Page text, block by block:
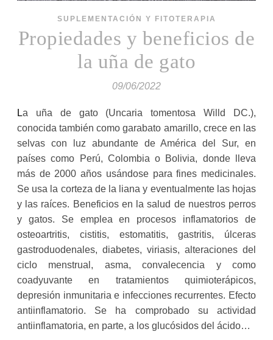
SUPLEMENTACIÓN Y FITOTERAPIA
Propiedades y beneficios de
la uña de gato
09/06/2022
La uña de gato (Uncaria tomentosa Willd DC.),
conocida también como garabato amarillo, crece en las
selvas con luz abundante de América del Sur, en
países como Perú, Colombia o Bolivia, donde lleva
más de 2000 años usándose para fines medicinales.
Se usa la corteza de la liana y eventualmente las hojas
y las raíces. Beneficios en la salud de nuestros perros
y gatos. Se emplea en procesos inflamatorios de
osteoartritis, cistitis, estomatitis, gastritis, úlceras
gastroduodenales, diabetes, viriasis, alteraciones del
ciclo menstrual, asma, convalecencia y como
coadyuvante en tratamientos quimioterápicos,
depresión inmunitaria e infecciones recurrentes. Efecto
antiinflamatorio. Se ha comprobado su actividad
antiinflamatoria, en parte, a los glucósidos del ácido…